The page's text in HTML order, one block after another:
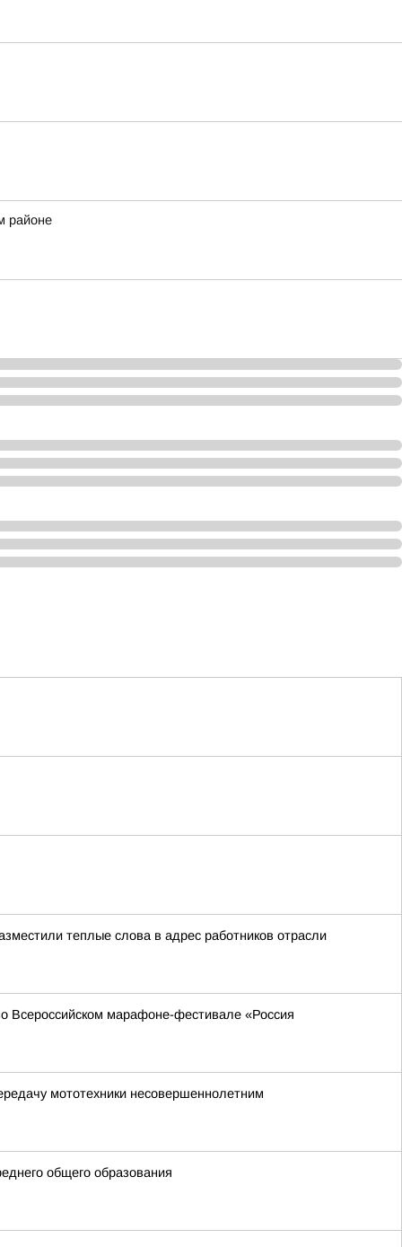
районе
теплые слова в адрес работников отрасли
Всероссийском марафоне-фестивале «Россия
мототехники несовершеннолетним
общего образования